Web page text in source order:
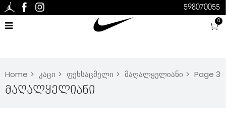
0
598070055
Home კაცი ფეხსაცმელი მაღალყელიანი Page 3
Მაღალყელიანი